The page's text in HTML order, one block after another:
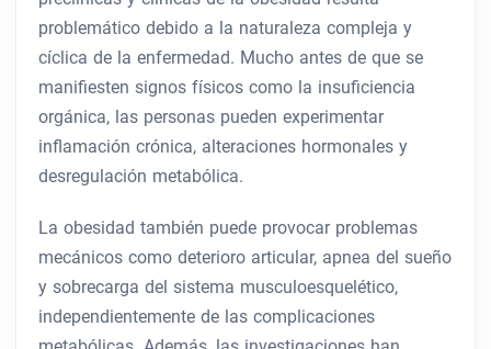
problemático debido a la naturaleza compleja y
cíclica de la enfermedad. Mucho antes de que se
manifiesten signos físicos como la insuficiencia
orgánica, las personas pueden experimentar
inflamación crónica, alteraciones hormonales y
desregulación metabólica.
La obesidad también puede provocar problemas
mecánicos como deterioro articular, apnea del sueño
y sobrecarga del sistema musculoesquelético,
independientemente de las complicaciones